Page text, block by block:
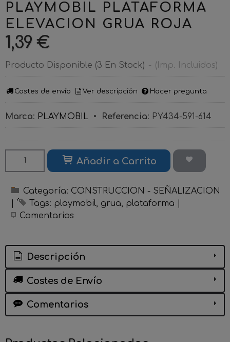
PLAYMOBIL PLATAFORMA
ELEVACION GRUA ROJA
1,39 €
Producto Disponible (3 En Stock) - (Imp. Incluidos)
Costes de envío Ver descripción Hacer pregunta
Marca: PLAYMOBIL • Referencia: PY434-591-614
Añadir a Carrito
Categoría: CONSTRUCCION - SEÑALIZACION
Tags: playmobil grua plataforma
Comentarios
Descripción
Costes de Envío
Comentarios